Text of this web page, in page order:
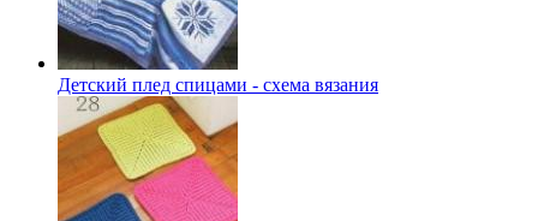
Детский плед спицами - схема вязания